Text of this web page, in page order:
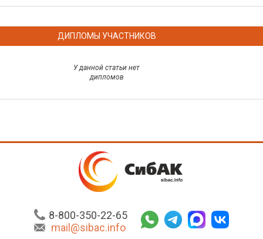
ДИПЛОМЫ УЧАСТНИКОВ
У данной статьи нет
дипломов
8-800-350-22-65
mail@sibac.info